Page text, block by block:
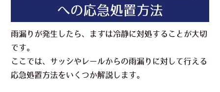
への応急処置方法
雨漏りが発生したら、まずは冷静に対処することが大切
です。
ここでは、サッシやレールからの雨漏りに対して行える
応急処置方法をいくつか解説します。